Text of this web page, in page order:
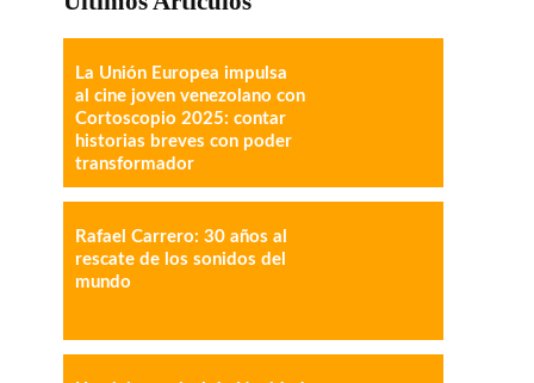
La Unión Europea impulsa
al cine joven venezolano con
Cortoscopio 2025: contar
historias breves con poder
transformador
Rafael Carrero: 30 años al
rescate de los sonidos del
mundo